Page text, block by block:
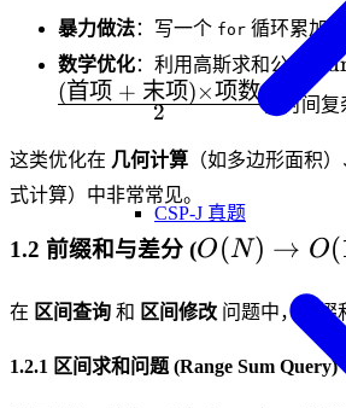
CSP-J 真题
暴力做法：写一个 for 循环累加
数学优化：利用高斯求和公式
项
2
(首项 + 末项)×项数 ，时间
这类优化在 几何计算 （如多边形面积）
式计算）中非常常见。
1.2 前缀和与差分 (O(N)
O(1)
O(N) → O(
在 区间查询 和 区间修改 问题中，前缀
1.2.1 区间求和问题 (Range Sum Query)